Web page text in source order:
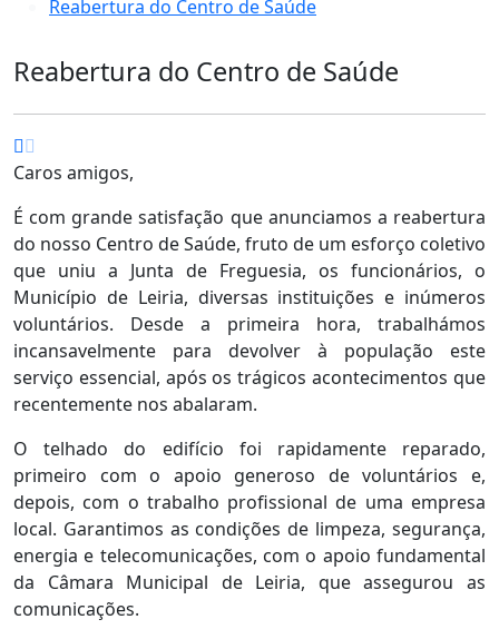
Reabertura do Centro de Saúde
Reabertura do Centro de Saúde
Caros amigos,
É com grande satisfação que anunciamos a reabertura
do nosso Centro de Saúde, fruto de um esforço coletivo
que uniu a Junta de Freguesia, os funcionários, o
Município de Leiria, diversas instituições e inúmeros
voluntários. Desde a primeira hora, trabalhámos
incansavelmente para devolver à população este
serviço essencial, após os trágicos acontecimentos que
recentemente nos abalaram.
O telhado do edifício foi rapidamente reparado,
primeiro com o apoio generoso de voluntários e,
depois, com o trabalho profissional de uma empresa
local. Garantimos as condições de limpeza, segurança,
energia e telecomunicações, com o apoio fundamental
da Câmara Municipal de Leiria, que assegurou as
comunicações.